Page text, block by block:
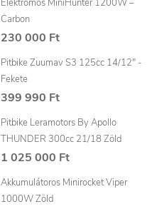
Elektromos MiniHunter 1200W –
Carbon
230 000 Ft
Pitbike Zuumav S3 125cc 14/12" -
Fekete
399 990 Ft
Pitbike Leramotors By Apollo
THUNDER 300cc 21/18 Zöld
1 025 000 Ft
Akkumulátoros Minirocket Viper
1000W Zöld